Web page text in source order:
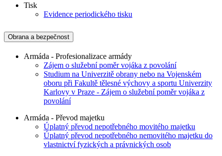
Tisk
Evidence periodického tisku
Obrana a bezpečnost
Armáda - Profesionalizace armády
Zájem o služební poměr vojáka z povolání
Studium na Univerzitě obrany nebo na Vojenském
oboru při Fakultě tělesné výchovy a sportu Univerzity
Karlovy v Praze - Zájem o služební poměr vojáka z
povolání
Armáda - Převod majetku
Úplatný převod nepotřebného movitého majetku
Úplatný převod nepotřebného nemovitého majetku do
vlastnictví fyzických a právnických osob